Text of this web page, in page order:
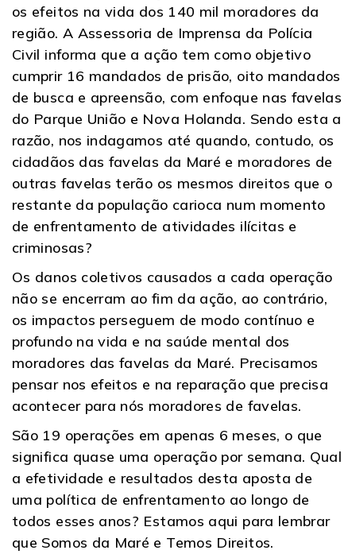
os efeitos na vida dos 140 mil moradores da
região. A Assessoria de Imprensa da Polícia
Civil informa que a ação tem como objetivo
cumprir 16 mandados de prisão, oito mandados
de busca e apreensão, com enfoque nas favelas
do Parque União e Nova Holanda. Sendo esta a
razão, nos indagamos até quando, contudo, os
cidadãos das favelas da Maré e moradores de
outras favelas terão os mesmos direitos que o
restante da população carioca num momento
de enfrentamento de atividades ilícitas e
criminosas?
Os danos coletivos causados a cada operação
não se encerram ao fim da ação, ao contrário,
os impactos perseguem de modo contínuo e
profundo na vida e na saúde mental dos
moradores das favelas da Maré. Precisamos
pensar nos efeitos e na reparação que precisa
acontecer para nós moradores de favelas.
São 19 operações em apenas 6 meses, o que
significa quase uma operação por semana. Qual
a efetividade e resultados desta aposta de
uma política de enfrentamento ao longo de
todos esses anos? Estamos aqui para lembrar
que Somos da Maré e Temos Direitos.